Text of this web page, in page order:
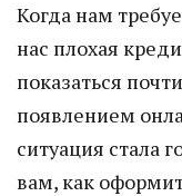
Когда нам
нас плохая
показаться
появлением
ситуация стала
вам, как